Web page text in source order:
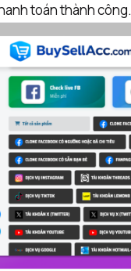
toán thành công.